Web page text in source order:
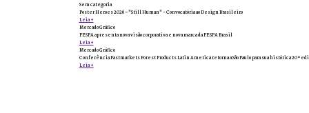
Sem categoria
Poster Heroes 2026 – "Still Human" - Convocatória ao Design Brasileiro
Leia +
Mercado Gráfico
FESPA apresenta nova visão corporativa e nova marca da FESPA Brasil
Leia +
Mercado Gráfico
Conferência Fastmarkets Forest Products Latin America retorna a São Paulo para sua histórica 20ª
Leia +